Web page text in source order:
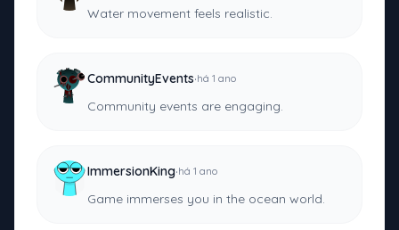
Water movement feels realistic.
CommunityEvents·há 1 ano
Community events are engaging.
ImmersionKing·há 1 ano
Game immerses you in the ocean world.